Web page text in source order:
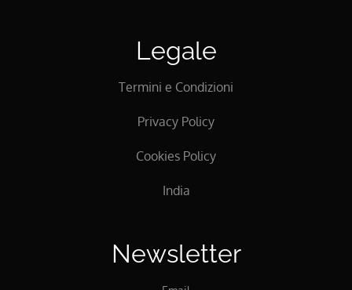
Legale
Termini e Condizioni
Privacy Policy
Cookies Policy
India
Newsletter